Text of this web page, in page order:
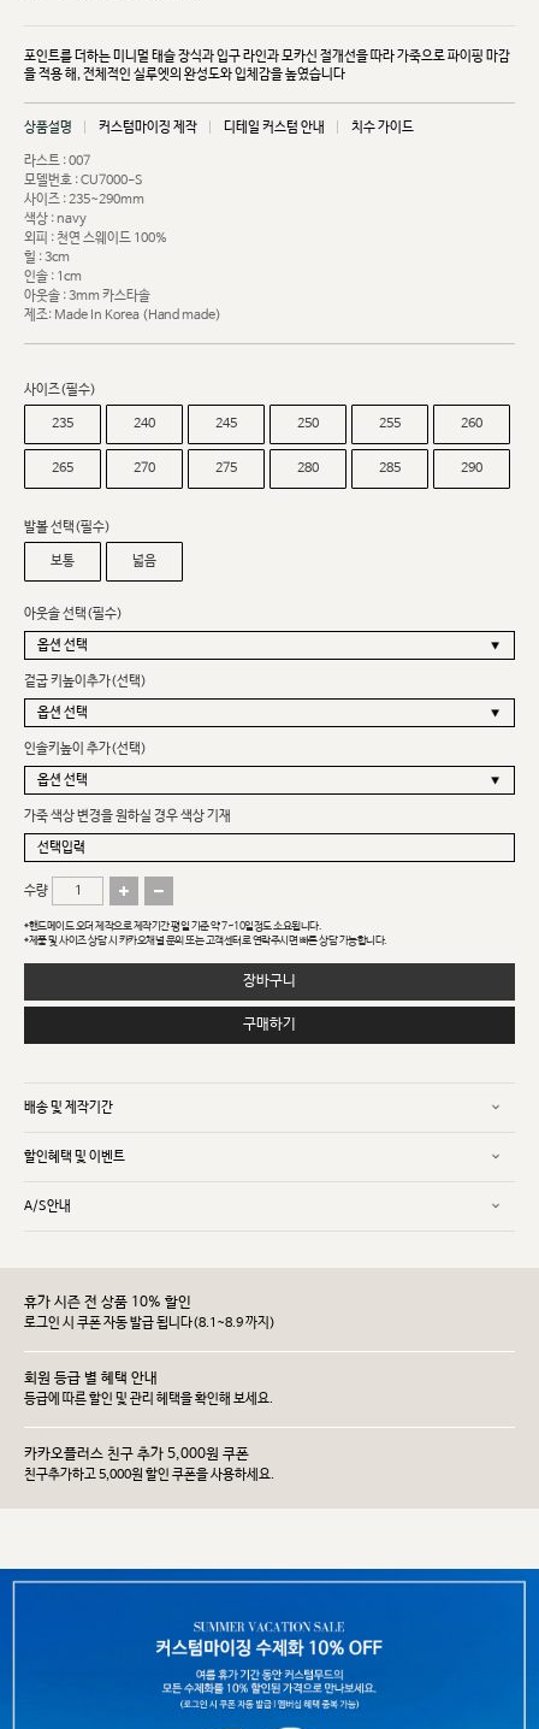
포인트를 더하는 미니멀 태슬 장식과 입구 라인과 모카신 절개선을 따라 가죽으로 파이핑 마감
을 적용해, 전체적인 실루엣의 완성도와 입체감을 높였습니다
상품설명 커스텀마이징 제작 디테일 커스텀 안내 치수 가이드
라스트 : 007
모델번호 : CU7000-S
사이즈 : 235~290mm
색상 : navy
외피 : 천연 스웨이드 100%
힐 : 3cm
인솔 : 1cm
아웃솔 : 3mm 카스타솔
제조: Made In Korea (Hand made)
사이즈(필수)
235 240 245 250 255 260
265 270 275 280 285 290
발볼 선택(필수)
보통 넓음
아웃솔 선택(필수)
겉굽 키높이추가(선택)
인솔키높이 추가(선택)
가죽 색상 변경을 원하실 경우 색상 기재
수량
*핸드메이드 오더 제작으로 제작기간 평일 기준 약 7~10일정도 소요됩니다.
*제품 및 사이즈 상담 시 카카오채널 문의 또는 고객센터로 연락주시면 빠른 상담 가능합니다.
장바구니
구매하기
배송 및 제작기간
할인혜택 및 이벤트
A/S안내
휴가 시즌 전 상품 10% 할인
로그인 시 쿠폰 자동 발급 됩니다(8.1~8.9 까지)
회원 등급 별 혜택 안내
등급에 따른 할인 및 관리 헤택을 확인해 보세요.
카카오플러스 친구 추가 5,000원 쿠폰
친구추가하고 5,000원 할인 쿠폰을 사용하세요.